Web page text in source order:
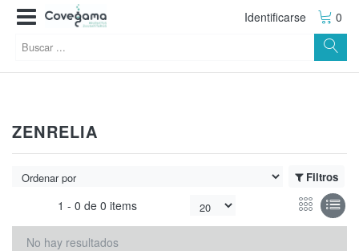
Identificarse 0
ZENRELIA
Filtros
1 -0de0 items
No hay resultados